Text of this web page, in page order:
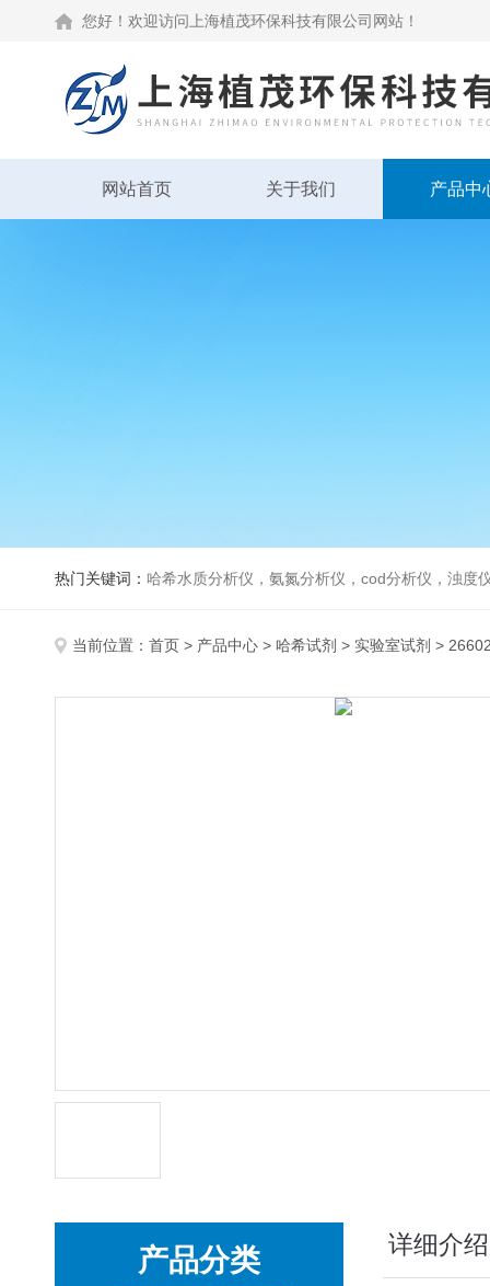
您好！欢迎访问上海植茂环保科技有限公司网站！
网站首页 关于我们 产品中
热门关键词： 哈希水质分析仪，氨氮分析仪，cod分析仪，浊度
当前位置： 首页 > 产品中心 > 哈希试剂 > 实验室试剂 >
产品分类 详细介绍